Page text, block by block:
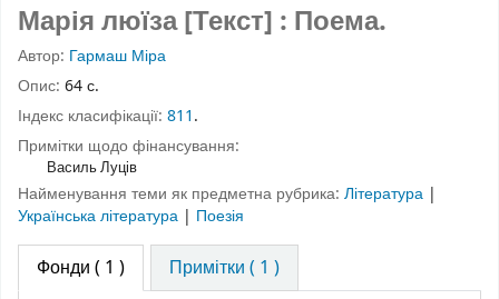
Марія люїза [Текст] : Поема.
Автор: Гармаш Міра
Опис: 64 с.
Індекс класифікації: 811.
Примітки щодо фінансування:
Василь Луців
Найменування теми як предметна рубрика: Література |
Українська література | Поезія
Фонди ( 1 ) Примітки ( 1 )